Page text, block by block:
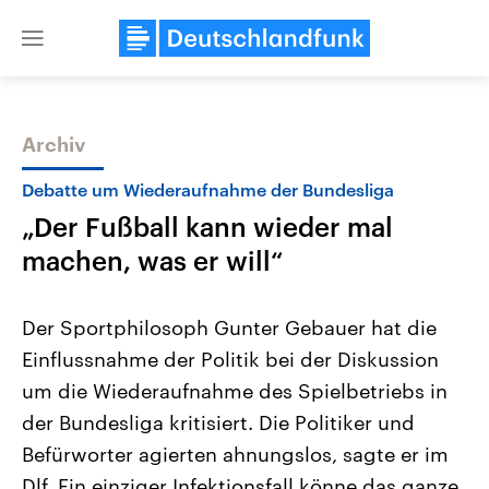
Close
Themen
Landtagswahl Sachsen-Anhalt
2026
Alle Informationen
Sachsen-Anhalt wählt am 6.
September 2026 einen neuen
Landtag. Seit 2021 wird das
Bundesland von einer Koalition aus
USA
Aktuelle Beiträge,
Hintergründe
Wirtschaftlich und
gehören die Vereinigten
den mächtigsten Ländern
mit großem Einfluss auf
Archiv
Debatte um Wiederaufnahme der Bundesliga
„Der Fußball kann wieder mal
machen, was er will“
Der Sportphilosoph Gunter Gebauer hat die
Einflussnahme der Politik bei der Diskussion
um die Wiederaufnahme des Spielbetriebs in
der Bundesliga kritisiert. Die Politiker und
Befürworter agierten ahnungslos, sagte er im